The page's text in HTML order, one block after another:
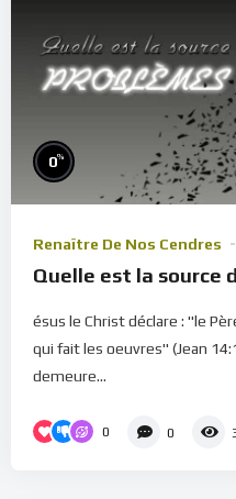
0%
Renaître De Nos Cendres
Quelle est la source
ésus le Christ déclare : "le
qui fait les oeuvres" (Jean
demeure...
0 0